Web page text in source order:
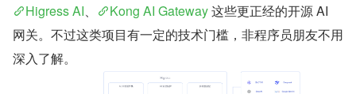
Higress AI
Kong AI Gateway 这些更正经的开源 AI
网关。不过这类项目有一定的技术门槛，非程序员朋友不用
深入了解。